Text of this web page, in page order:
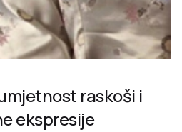
raskoši i
ekspresije